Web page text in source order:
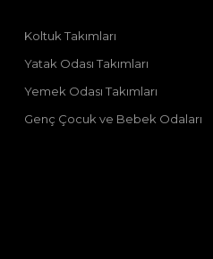
Koltuk Takımları
Yatak Odası Takımları
Yemek Odası Takımları
Genç Çocuk ve Bebek Odaları